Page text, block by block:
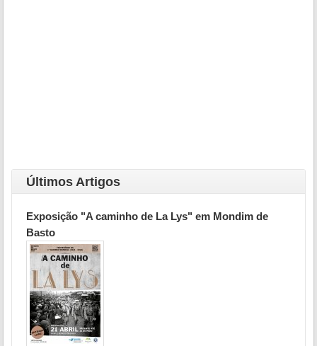
Últimos Artigos
Exposição "A caminho de La Lys" em Mondim de
Basto